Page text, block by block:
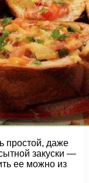
простой, даже
закуски —
ее можно из